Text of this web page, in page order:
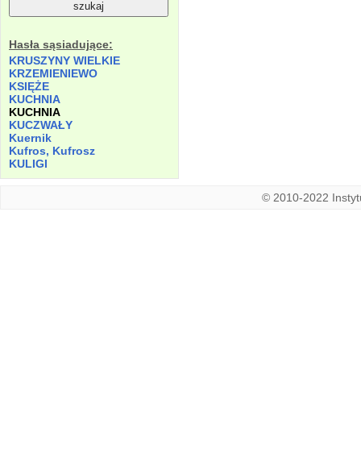
Hasła sąsiadujące:
KRUSZYNY WIELKIE
KRZEMIENIEWO
KSIĘŻE
KUCHNIA
KUCHNIA
KUCZWAŁY
Kuernik
Kufros, Kufrosz
KULIGI
© 2010-2022